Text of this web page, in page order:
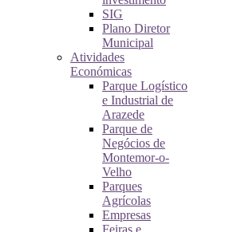
SIG
Plano Diretor
Municipal
Atividades
Económicas
Parque Logístico
e Industrial de
Arazede
Parque de
Negócios de
Montemor-o-
Velho
Parques
Agrícolas
Empresas
Feiras e